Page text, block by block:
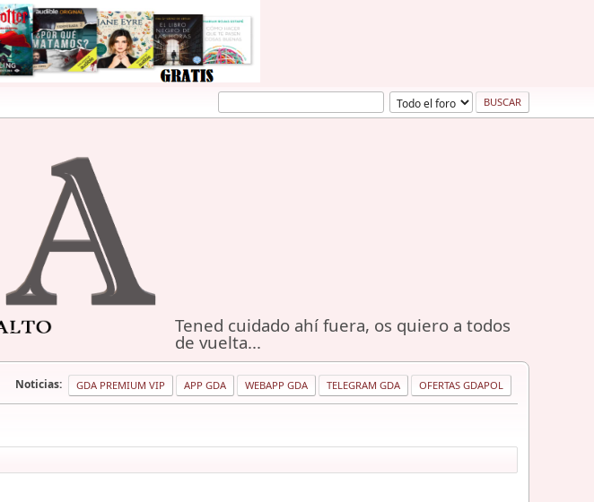
Tened cuidado ahí fuera, os quiero a todos
de vuelta...
Noticias: GDA PREMIUM VIP APP GDA WEBAPP GDA TELEGRAM GDA OFERTAS GDAPOL